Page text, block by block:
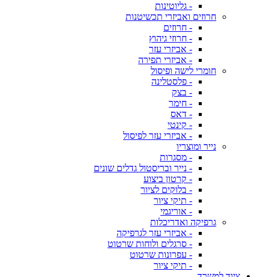
- גליוטינות
חרוזים ואביזרי תכשיטנות
- חרוזים
- חרוזי גיהוץ
- אביזרי עזר
- אביזרי תפירה
חומרי לישה ופיסול
- פלסטלינה
- בצק
- חימר
- דאס
- קינטי
- אביזרי עזר לפיסול
נייר ומוצריו
- מסגרות
- נייר ובריסטול גדלים שונים
- קרטון ביצוע
- בלוקים לציור
- תיקי ציור
- אוריגמי
גרפיקה ואדריכלות
- אביזרי עזר לגרפיקה
- סרגלים ולוחות שרטוט
- עפרונות שרטוט
- תיקי ציור